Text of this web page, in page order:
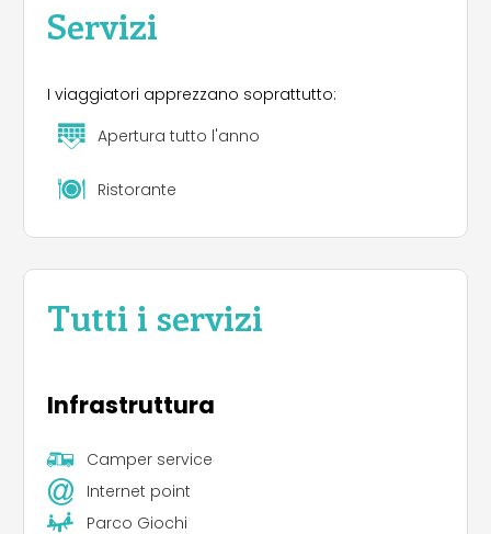
Servizi
I viaggiatori apprezzano soprattutto:
Apertura tutto l'anno
Ristorante
Tutti i servizi
Infrastruttura
Camper service
Internet point
Parco Giochi